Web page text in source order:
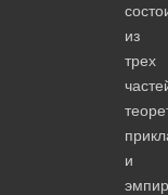
из
трех
и